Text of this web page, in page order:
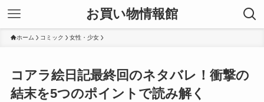
お買い物情報館
ホーム コミック 女性・少女
コアラ絵日記最終回のネタバレ！衝撃の
結末を5つのポイントで読み解く